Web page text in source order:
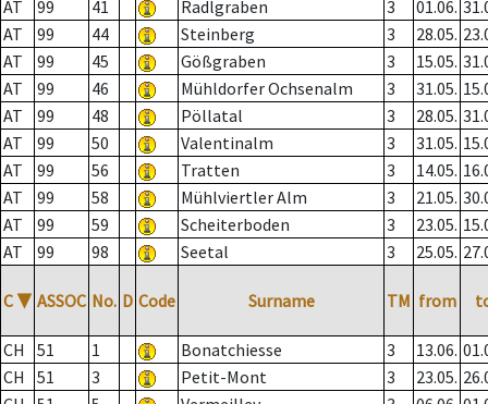
AT
99 41 Radlgraben 3 01.06.
AT
99 44 Steinberg 3 28.05.
AT
99 45 Gößgraben 3 15.05.
AT
99 46 Mühldorfer Ochsenalm 3 31.05.
AT
99 48 Pöllatal 3 28.05.
AT
99 50 Valentinalm 3 31.05.
AT
99 56 Tratten 3 14.05.
AT
99 58 Mühlviertler Alm 3 21.05.
AT
99 59 Scheiterboden 3 23.05.
AT
99 98 Seetal 3 25.05.
C ▼ ASSOC No. D Code Surname TM from
CH 51 1 Bonatchiesse 3 13.06.
CH
51 3 Petit-Mont 3 23.05.